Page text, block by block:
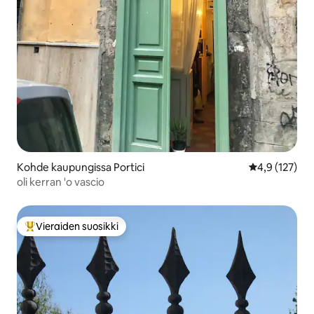
Kohde kaupungissa Portici
4,9 (127)
oli kerran 'o vascio
Vieraiden suosikkien parhaimmistoa
Vieraiden suosikki